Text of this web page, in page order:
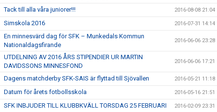
Tack till alla våra juniorer!!! 2016-08-08 21:04
Simskola 2016 2016-07-31 14:14
En minnesvärd dag för SFK – Munkedals Kommun
Nationaldagsfirande
2016-06-06 23:28
UTDELNING AV 2016 ÅRS STIPENDIER UR MARTIN
DAVIDSSONS MINNESFOND
2016-06-06 17:21
Dagens matchderby SFK-SAIS är flyttad till Sjövallen 2016-05-21 11:18
Datum för årets fotbollsskola 2016-05-16 21:51
SFK INBJUDER TILL KLUBBKVÄLL TORSDAG 25 FEBRUARI 2016-02-09 23:31